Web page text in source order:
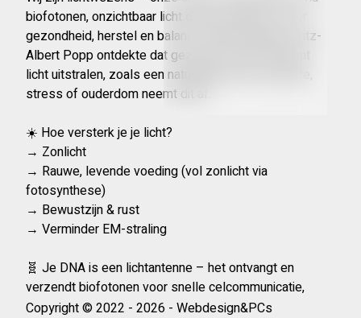
biofotonen, onzichtbaar licht dat essentieel is voor
gezondheid, herstel en balans. Wetenschapper Fritz-
Albert Popp ontdekte dat gezonde cellen coherent
licht uitstralen, zoals een natuurlijke laser. Bij ziekte,
stress of ouderdom neemt dit af.
☀️ Hoe versterk je je licht?
→ Zonlicht
→ Rauwe, levende voeding (vol zonlicht via
fotosynthese)
→ Bewustzijn & rust
→ Verminder EM-straling
🧬 Je DNA is een lichtantenne – het ontvangt en
verzendt biofotonen voor snelle celcommunicatie,
stofwisseling en DNA-herstel. Deze kennis biedt
Copyright © 2022 - 2026 - Webdesign&PCs